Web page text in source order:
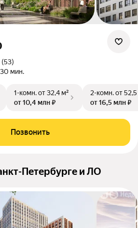
(53)
30 мин.
1-комн.от 32,4 м²
от 10,4 млн ₽
2-комн.от
от 16,5 млн ₽
Позвонить
Петербурге и ЛО